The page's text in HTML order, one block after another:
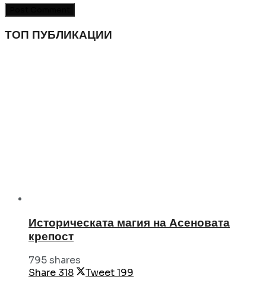
ТОП ПУБЛИКАЦИИ
Историческата магия на Асеновата
крепост
795 shares
Share 318 Tweet199